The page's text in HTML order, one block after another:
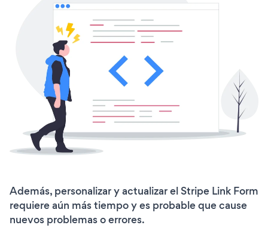
Además, personalizar y actualizar el Stripe Link Form
requiere aún más tiempo y es probable que cause
nuevos problemas o errores.